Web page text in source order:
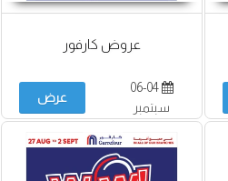
عروض كارفور
06-04
سبتمبر
عرض